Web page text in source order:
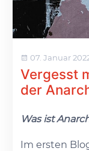
07. Januar
Vergesst
der
Was ist
Im ersten